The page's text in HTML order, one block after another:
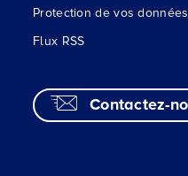
Protection de vos données
Flux RSS
Contactez-